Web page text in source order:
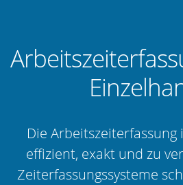
Die
effizient, exakt und zu
Zeiterfassungssysteme